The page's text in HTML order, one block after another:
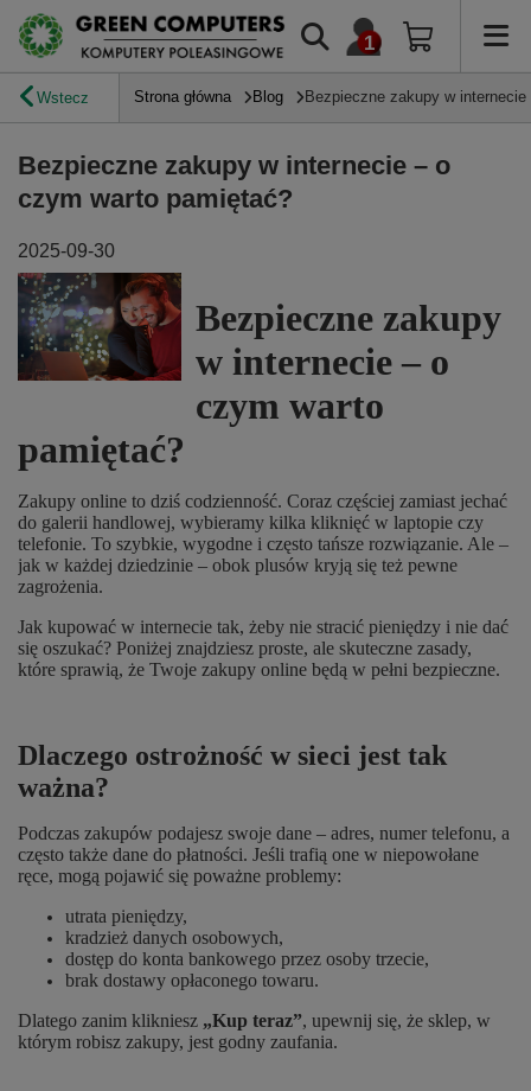
Wstecz Strona główna Blog Bezpieczne zakupy w
Bezpieczne zakupy w internecie – o
czym warto pamiętać?
2025-09-30
Bezpieczne zakupy
w internecie – o
czym warto
pamiętać?
Zakupy online to dziś codzienność. Coraz częściej zamiast jechać
do galerii handlowej, wybieramy kilka kliknięć w laptopie czy
telefonie. To szybkie, wygodne i często tańsze rozwiązanie. Ale –
jak w każdej dziedzinie – obok plusów kryją się też pewne
zagrożenia.
Jak kupować w internecie tak, żeby nie stracić pieniędzy i nie dać
się oszukać? Poniżej znajdziesz proste, ale skuteczne zasady,
które sprawią, że Twoje zakupy online będą w pełni bezpieczne.
Dlaczego ostrożność w sieci jest tak
ważna?
Podczas zakupów podajesz swoje dane – adres, numer telefonu, a
często także dane do płatności. Jeśli trafią one w niepowołane
ręce, mogą pojawić się poważne problemy:
utrata pieniędzy,
kradzież danych osobowych,
dostęp do konta bankowego przez osoby trzecie,
brak dostawy opłaconego towaru.
Dlatego zanim klikniesz „Kup teraz”, upewnij się, że sklep, w
którym robisz zakupy, jest godny zaufania.